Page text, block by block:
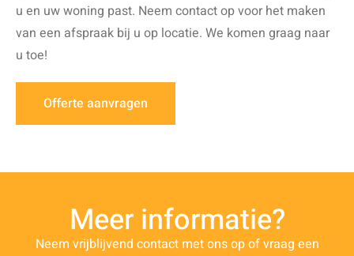
u en uw woning past. Neem contact op voor het maken
van een afspraak bij u op locatie. We komen graag naar
u toe!
Offerte aanvragen
Meer informatie?
Neem vrijblijvend contact met ons op of vraag een